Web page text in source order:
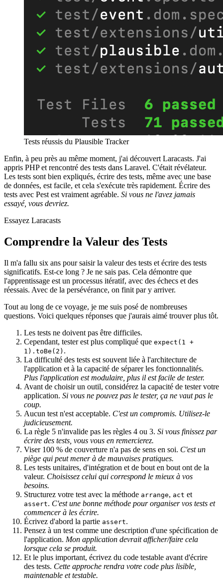
Tests réussis du Plausible Tracker
Enfin, à peu près au même moment, j'ai découvert Laracasts. J'ai
appris PHP et rencontré des tests dans Laravel. C'était révélateur.
Les tests sont bien expliqués, écrire des tests, même avec une base
de données, est facile, et cela s'exécute très rapidement. Écrire des
tests avec Pest est vraiment agréable. Si vous ne l'avez jamais
essayé, vous devriez.
Essayez Laracasts
Comprendre la Valeur des Tests
Il m'a fallu six ans pour saisir la valeur des tests et écrire des tests
significatifs. Est-ce long ? Je ne sais pas. Cela démontre que
l'apprentissage est un processus itératif, avec des échecs et des
réessais. Avec de la persévérance, on finit par y arriver.
Tout au long de ce voyage, je me suis posé de nombreuses
questions. Voici quelques réponses que j'aurais aimé trouver plus tôt.
Les tests ne doivent pas être difficiles.
Cependant, tester est plus compliqué que expect(1 +
1).toBe(2) .
La difficulté des tests est souvent liée à l'architecture de
l'application et à la capacité de séparer les fonctionnalités.
Plus l'application est modulaire, plus il est facile de tester.
Avant de choisir un outil, considérez la capacité de tester votre
application. Si vous ne pouvez pas le tester, ça ne vaut pas le
coup.
Aucun test n'est acceptable. C'est un compromis. Utilisez-le
judicieusement.
La règle 5 n'invalide pas les règles 4 ou 3. Si vous finissez par
écrire des tests, vous vous en remercierez.
Viser 100 % de couverture n'a pas de sens en soi. C'est un
piège qui peut mener à de mauvaises pratiques.
Les tests unitaires, d'intégration et de bout en bout ont de la
valeur. Choisissez celui qui correspond le mieux à vos
besoins.
Structurez votre test avec la méthode arrange, act et
assert. C'est une bonne méthode pour organiser vos tests et
commencer à les écrire.
Écrivez d'abord la partie assert.
Pensez à un test comme une description d'une spécification de
l'application. Mon application devrait afficher/faire cela
lorsque cela se produit.
Et le plus important, écrivez du code testable avant d'écrire
des tests. Cette approche rendra votre code plus lisible,
maintenable et testable.